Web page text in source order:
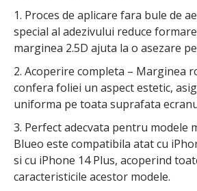
1. Proces de aplicare fara bule de
special al adezivului reduce
marginea 2.5D ajuta la o asezare
2. Acoperire completa – Marginea
confera foliei un aspect estetic,
uniforma pe toata suprafata
3. Perfect adecvata pentru modele
Blueo este compatibila atat cu
si cu iPhone 14 Plus, acoperind
caracteristicile acestor modele.